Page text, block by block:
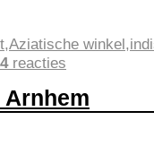
,Aziatische winkel,
reacties